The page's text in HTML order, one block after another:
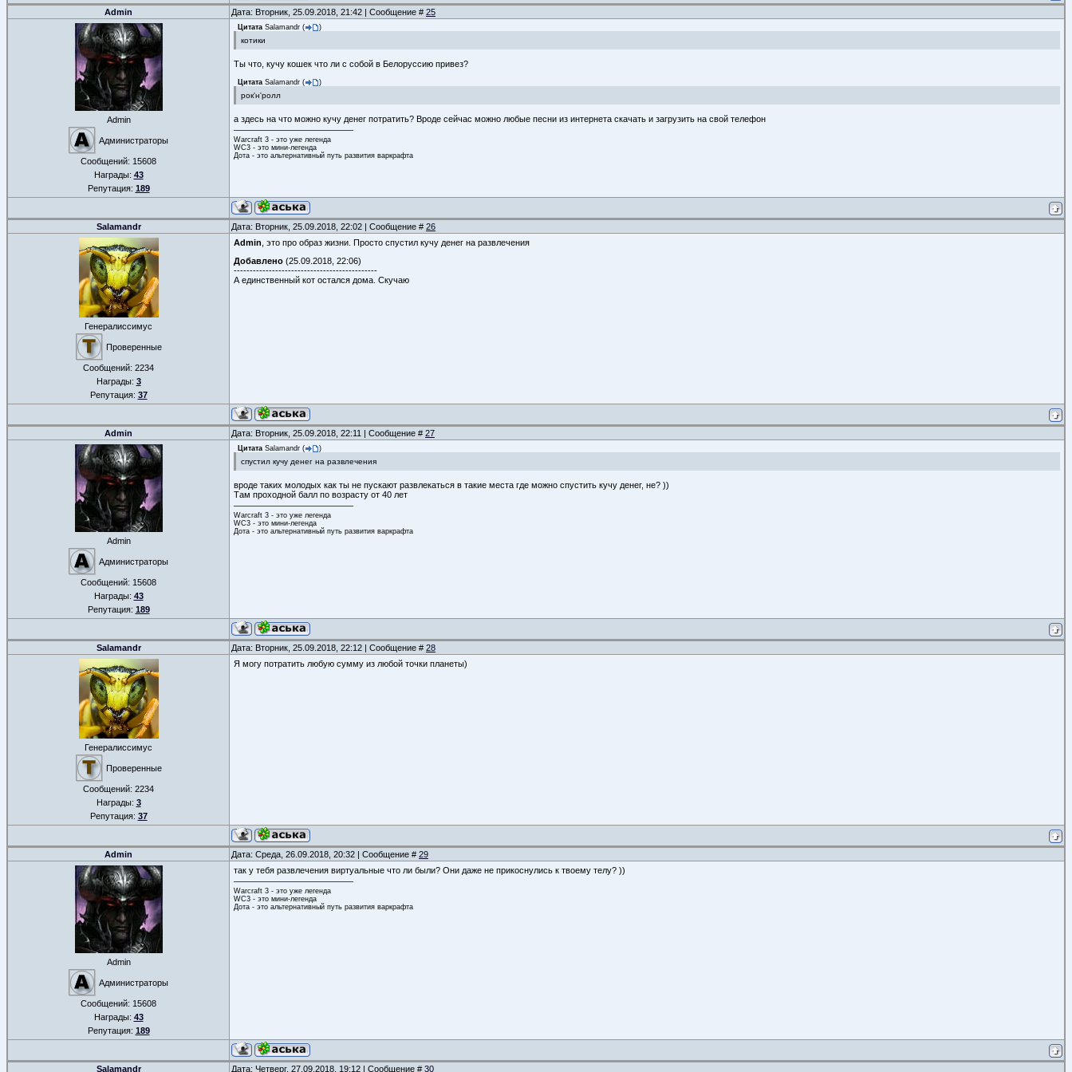
Admin Дата: Вторник, 25.09.2018, 21:42 | Сообщение # 25
Admin
Администраторы
Сообщений: 15608
Награды: 43
Репутация: 189
Цитата Salamandr ( )
котики
Ты что, кучу кошек что ли с собой в Белоруссию привез?
Цитата Salamandr ( )
рок'н'ролл
а здесь на что можно кучу денег потратить? Вроде сейчас можно любые песни из интернета скачать и загрузить на свой телефон
Warcraft 3 - это уже легенда
WC3 - это мини-легенда
Дота - это альтернативный путь развития варкрафта
Salamandr Дата: Вторник, 25.09.2018, 22:02 | Сообщение # 26
Генералиссимус
Проверенные
Сообщений: 2234
Награды: 3
Репутация: 37
Admin , это про образ жизни. Просто спустил кучу денег на развлечения
Добавлено (25.09.2018, 22:06)
---------------------------------------------
А единственный кот остался дома. Скучаю
Admin Дата: Вторник, 25.09.2018, 22:11 | Сообщение # 27
Admin
Администраторы
Сообщений: 15608
Награды: 43
Репутация: 189
Цитата Salamandr ( )
спустил кучу денег на развлечения
вроде таких молодых как ты не пускают развлекаться в такие места где можно спустить кучу денег, не? ))
Там проходной балл по возрасту от 40 лет
Warcraft 3 - это уже легенда
WC3 - это мини-легенда
Дота - это альтернативный путь развития варкрафта
Salamandr Дата: Вторник, 25.09.2018, 22:12 | Сообщение # 28
Генералиссимус
Проверенные
Сообщений: 2234
Награды: 3
Репутация: 37
Я могу потратить любую сумму из любой точки планеты)
Admin Дата: Среда, 26.09.2018, 20:32 | Сообщение # 29
Admin
Администраторы
Сообщений: 15608
Награды: 43
Репутация: 189
так у тебя развлечения виртуальные что ли были? Они даже не прикоснулись к твоему телу? ))
Warcraft 3 - это уже легенда
WC3 - это мини-легенда
Дота - это альтернативный путь развития варкрафта
Salamandr Дата: Четверг, 27.09.2018, 19:12 | Сообщение # 30